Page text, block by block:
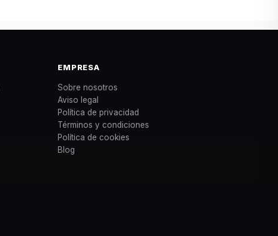
EMPRESA
Sobre nosotros
Aviso legal
Política de privacidad
Términos y condiciones
Política de cookies
Blog